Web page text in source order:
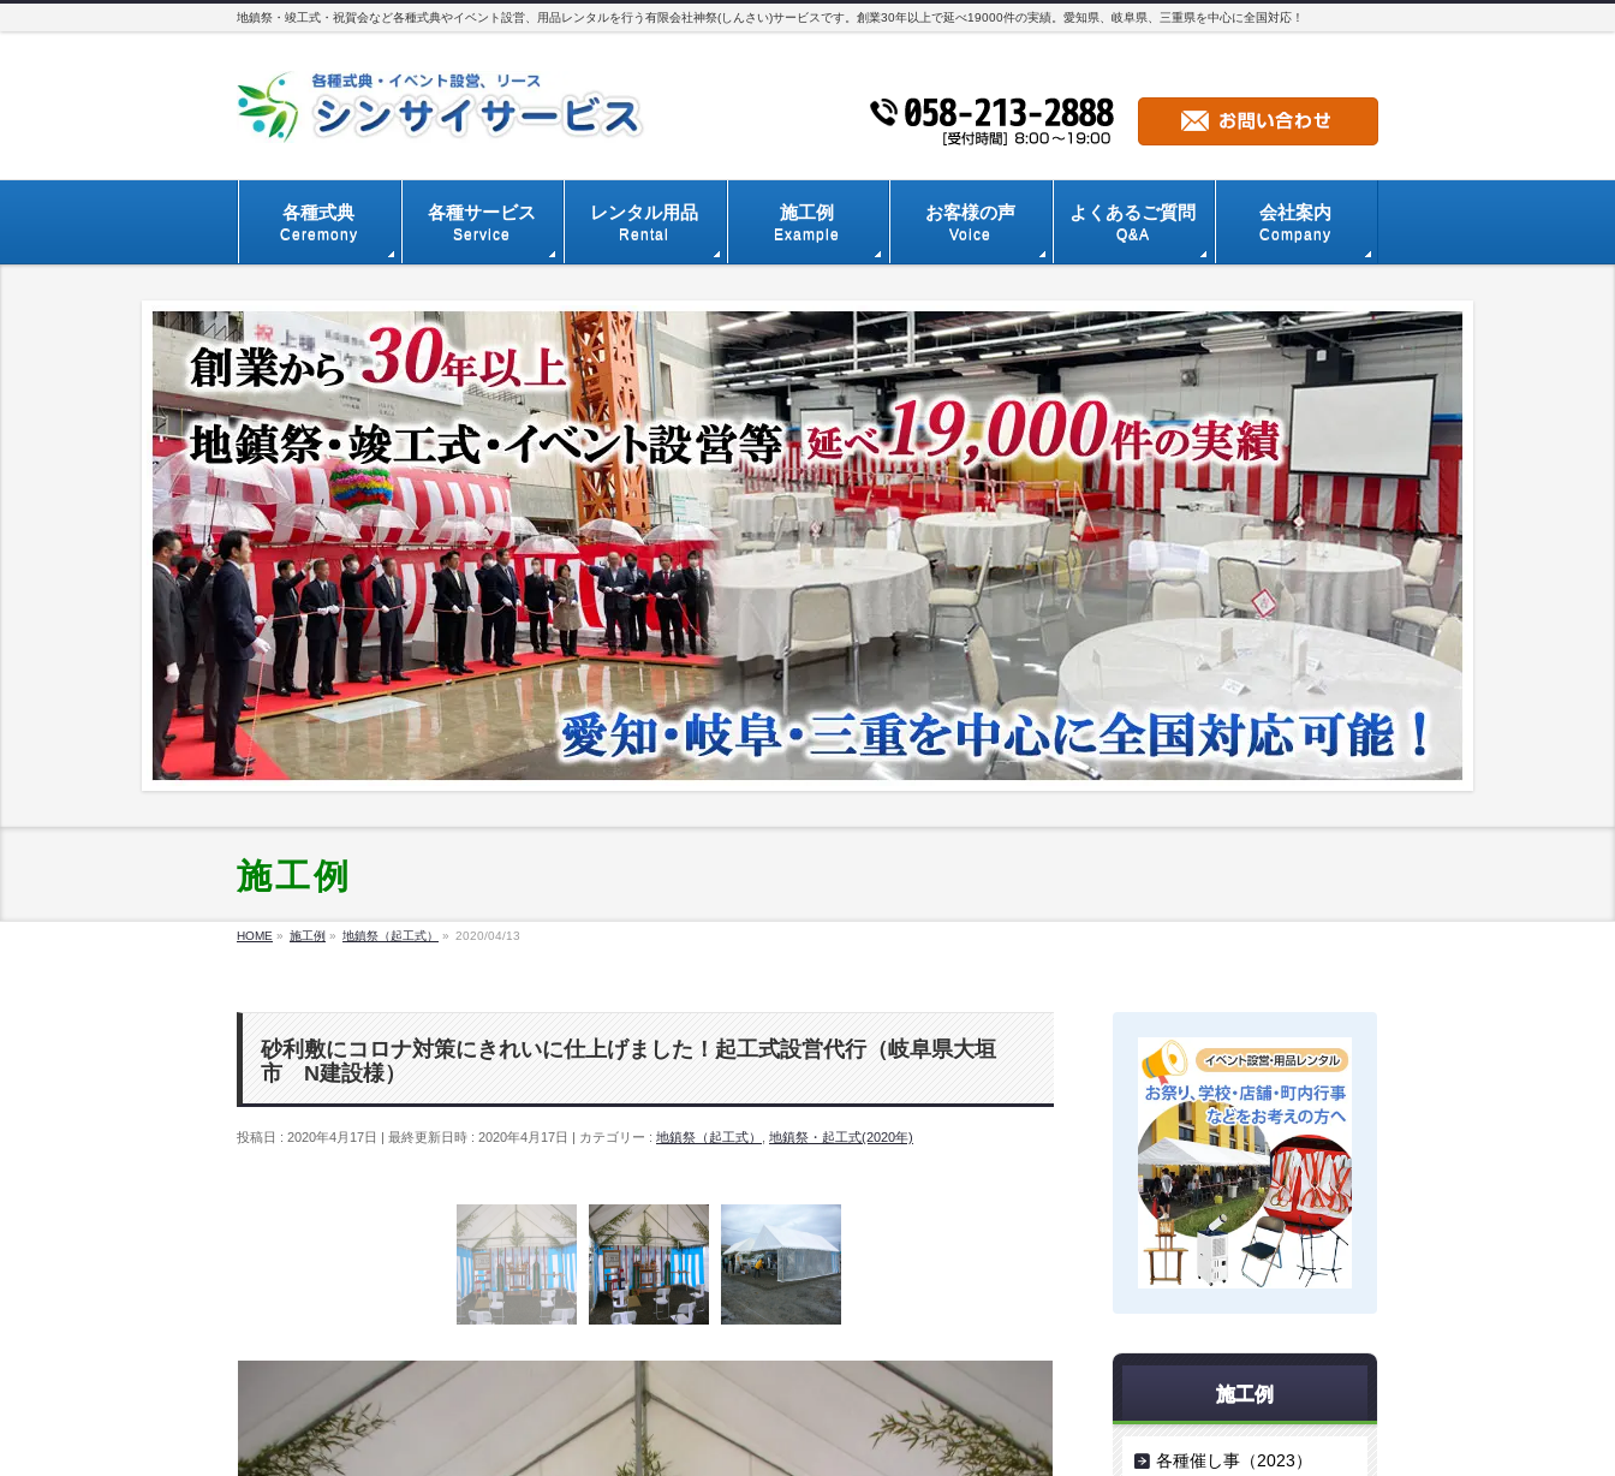
地鎮祭・竣工式・祝賀会など各種式典やイベント設営、用品レンタルを行う有限会社神祭(しんさい)サービスです。創業30年以上で延べ19000件の実績。愛知県、岐阜県、三重県を中心に全国対応！
各種式典
Ceremony
各種サービス
Service
レンタル用品
Rental
施工例
Example
お客様の声
Voice
よくあるご質問
Q&A
会社案内
Company
施工例
HOME » 施工例 » 地鎮祭（起工式） » 2020/04/13
砂利敷にコロナ対策にきれいに仕上げました！起工式設営代行（岐阜県大垣
市 N建設様）
投稿日 : 2020年4月17日 最終更新日時 : 2020年4月17日 カテゴリー : 地鎮祭（起工式） 地鎮祭・起工式(2020年)
施工例
各種催し事（2023）